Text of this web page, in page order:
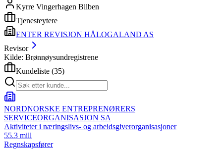
Kyrre Vingerhagen Bilben
Tjenesteytere
ENTER REVISJON HÅLOGALAND AS
Revisor
Kilde: Brønnøysundregistrene
Kundeliste (35)
NORDNORSKE ENTREPRENØRERS
SERVICEORGANISASJON SA
Aktiviteter i næringslivs- og arbeidsgiverorganisasjoner
55.3 mill
Regnskapsfører